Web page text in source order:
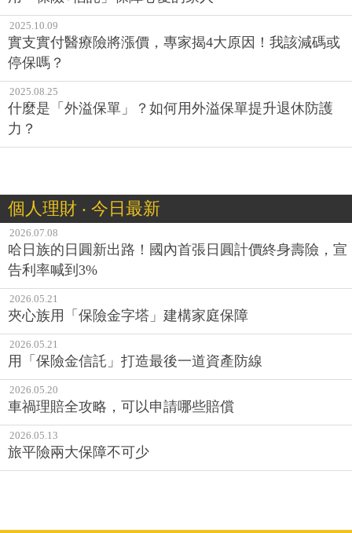
2025.10.09
實支實付醫療險將漲價，專家揭4大原因！我該減碼或
停保嗎？
2025.08.25
什麼是「外溢保單」？如何用外溢保單提升退休防護
力？
個人理財 ‧ 今日最新
2026.07.08
哈日族的日圓新出路！國內首張日圓計價終身壽險，宣
告利率喊到3%
2026.05.21
夾心族用「保險金字塔」建構家庭保障
2026.05.21
用「保險金信託」打造最後一道資產防線
2026.05.20
車禍理賠全攻略，可以申請哪些賠償
2026.05.13
旅平險兩大保障不可少